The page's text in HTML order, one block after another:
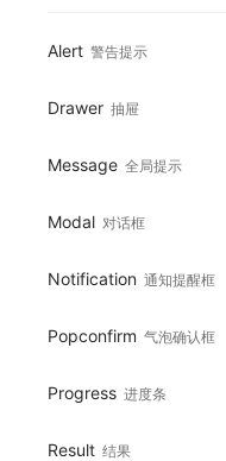
Alert 警告提示
Drawer 抽屉
Message 全局提示
Modal 对话框
Notification 通知提醒框
Popconfirm 气泡确认框
Progress 进度条
Result 结果